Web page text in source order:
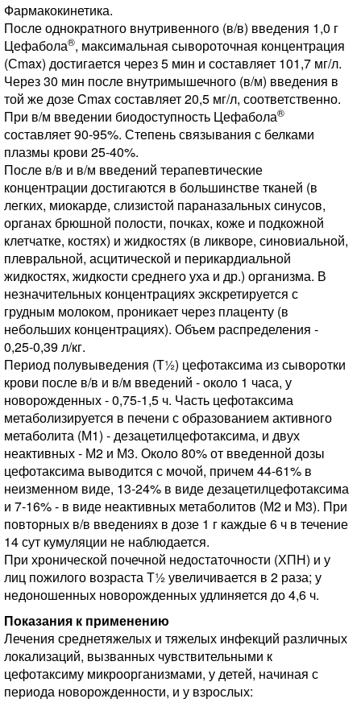
Фармакокинетика.
После однократного внутривенного (в/в) введения 1,0 г
Цефабола®, максимальная сывороточная концентрация
(Сmax) достигается через 5 мин и составляет 101,7 мг/л.
Через 30 мин после внутримышечного (в/м) введения в
той же дозе Cmax составляет 20,5 мг/л, соответственно.
При в/м введении биодоступность Цефабола®
составляет 90-95%. Степень связывания с белками
плазмы крови 25-40%.
После в/в и в/м введений терапевтические
концентрации достигаются в большинстве тканей (в
легких, миокарде, слизистой параназальных синусов,
органах брюшной полости, почках, коже и подкожной
клетчатке, костях) и жидкостях (в ликворе, синовиальной,
плевральной, асцитической и перикардиальной
жидкостях, жидкости среднего уха и др.) организма. В
незначительных концентрациях экскретируется с
грудным молоком, проникает через плаценту (в
небольших концентрациях). Объем распределения -
0,25-0,39 л/кг.
Период полувыведения (Т½) цефотаксима из сыворотки
крови после в/в и в/м введений - около 1 часа, у
новорожденных - 0,75-1,5 ч. Часть цефотаксима
метаболизируется в печени с образованием активного
метаболита (М1) - дезацетилцефотаксима, и двух
неактивных - М2 и М3. Около 80% от введенной дозы
цефотаксима выводится с мочой, причем 44-61% в
неизменном виде, 13-24% в виде дезацетилцефотаксима
и 7-16% - в виде неактивных метаболитов (М2 и М3). При
повторных в/в введениях в дозе 1 г каждые 6 ч в течение
14 сут кумуляции не наблюдается.
При хронической почечной недостаточности (ХПН) и у
лиц пожилого возраста Т½ увеличивается в 2 раза; у
недоношенных новорожденных удлиняется до 4,6 ч.
Показания к применению
Лечения среднетяжелых и тяжелых инфекций различных
локализаций, вызванных чувствительными к
цефотаксиму микроорганизмами, у детей, начиная с
периода новорожденности, и у взрослых: